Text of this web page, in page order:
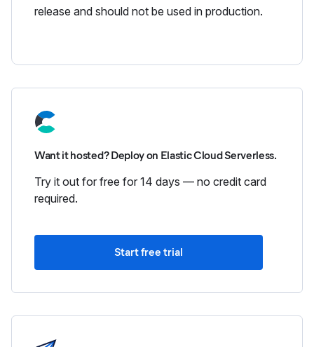
release and should not be used in production.
Want it hosted? Deploy on Elastic Cloud Serverless.
Try it out for free for 14 days — no credit card
required.
Start free trial